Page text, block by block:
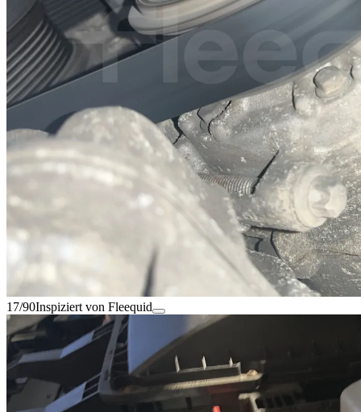
17/90Inspiziert von Fleequid